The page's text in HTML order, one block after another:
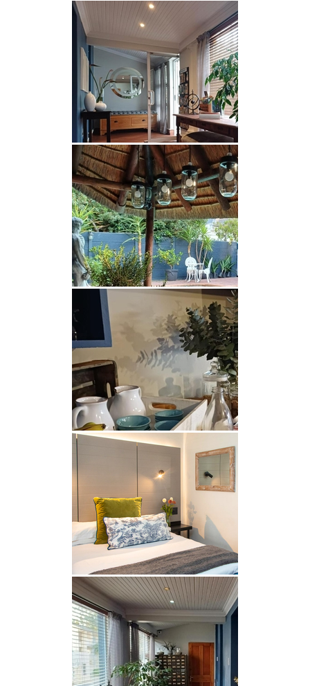
Zimmer 3 - Zweibettzimmer x1:
Dieses Zimmer verfügt über 2 Einzelbetten und
eine eigene Dusche.
Zimmer 4 - Doppelzimmer x1:
Das Zimmer ist mit einem Doppelbett ausgestattet
und verfügt über eine Dusche. Dieses Zimmer kann
zusammen mit dem Zweibettzimmer mit Bad
gebucht werden, um eine Familie unterzubringen.
Eine private Lounge verbindet die beiden Räume.
Zimmer 5 - Zweibettzimmer x1:
Das Zimmer ist mit zwei Einzelbetten ausgestattet
und verfügt über ein eigenes Bad und eine Dusche.
Das Zimmer kann zusammen mit Doppelzimmer 4
gebucht werden, um eine Familie unterzubringen.
Eine private Lounge verbindet die beiden Räume.
Zimmer 6 - Familienzimmer x1:
Das Familienzimmer verfügt über zwei Zimmer
mit Verbindungstür. Das Zimmer 1 ist mit einem
Doppelbett und einem offenen Badezimmer mit
Dusche ausgestattet. Zimmer 2 hat ein Doppelbett
und zwei Einzelbetten. Es gibt ein eigenes
Badezimmer mit Badewanne. Dieses Zimmer
verfügt über eine Holzterrasse.
FRÜHSTÜCK
Die Preise beinhalten ein komplettes englisches
Frühstück, das täglich serviert wird.
Das Loddeys Guest House bietet auch einen
Wäscheservice und einen sicheren Parkplatz
abseits der Straße vor dem Gästehaus.